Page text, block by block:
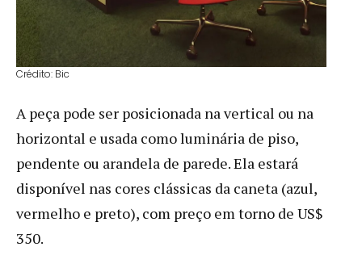
Crédito: Bic
A peça pode ser posicionada na vertical ou na
horizontal e usada como luminária de piso,
pendente ou arandela de parede. Ela estará
disponível nas cores clássicas da caneta (azul,
vermelho e preto), com preço em torno de US$
350.